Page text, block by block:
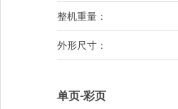
整机重量：
外形尺寸：
单页-彩页